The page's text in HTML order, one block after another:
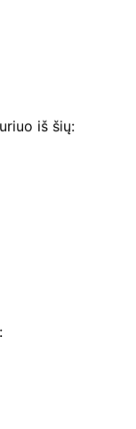
iš šių: